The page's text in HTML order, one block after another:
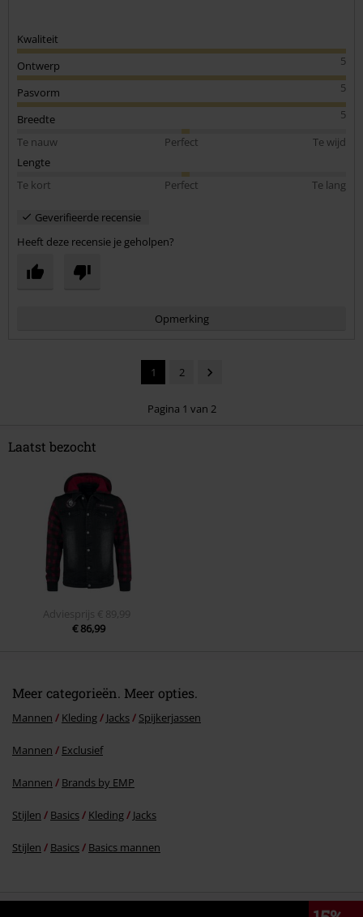
Kwaliteit
5
Ontwerp
5
Pasvorm
5
Breedte
Te nauw
Perfect
Te wijd
Lengte
Te kort
Perfect Te lang
Geverifieerde recensie
Heeft deze recensie je geholpen?
Opmerking
Commentaar versturen
1 2
Pagina 1 van 2
Laatst bezocht
Adviesprijs
€ 89,99
€ 86,99
Meer categorieën. Meer opties.
Mannen Kleding Jacks Spijkerjassen
Mannen Exclusief
Mannen Brands by EMP
Stijlen Basics Kleding Jacks
Stijlen Basics Basics mannen